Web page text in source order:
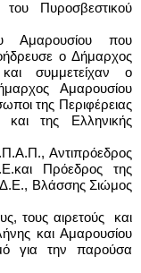
του Πυροσβεστικού
Αμαρουσίου που
ο Δήμαρχος
συμμετείχαν ο
Αμαρουσίου
της Περιφέρειας
και της Ελληνικής
Αντιπρόεδρος
Πρόεδρος της
Βλάσσης Σιώμος
τους αιρετούς  και
και Αμαρουσίου
για την παρούσα